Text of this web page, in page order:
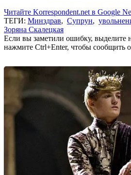
Читайте Korrespondent.net в Google
ТЕГИ: Минздрав, Супрун,
Зоряна Скалецкая
Если вы заметили ошибку, выделите
нажмите Ctrl+Enter, чтобы сообщить